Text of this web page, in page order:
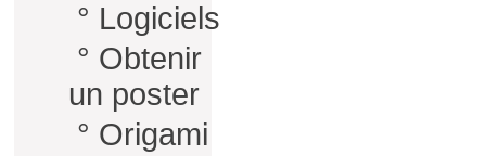
° Logiciels
° Obtenir
un poster
° Origami